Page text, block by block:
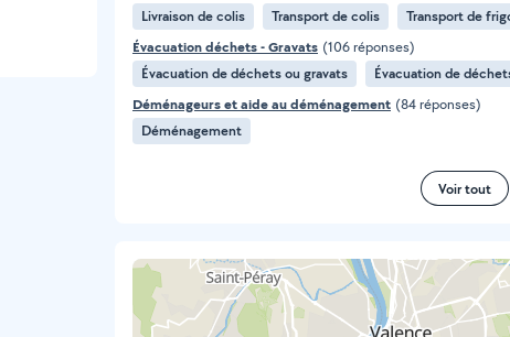
Livraison de colis
Transport de colis
Transport de
Évacuation déchets - Gravats (106 réponses)
Évacuation de déchets ou gravats
Évacuation de
Déménageurs et aide au déménagement (84 réponses)
Déménagement
Voir tout